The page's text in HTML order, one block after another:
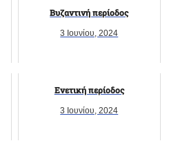
Βυζαντινή περίοδος
3 Ιουνίου, 2024
Ενετική περίοδος
3 Ιουνίου, 2024